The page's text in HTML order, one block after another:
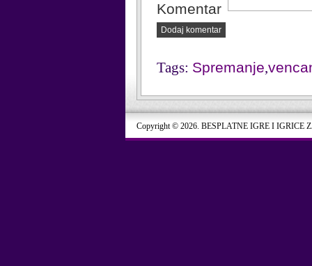
Komentar
Dodaj komentar
Tags: Spremanje,
Copyright © 2026. BESPLATNE IGRE I IGRICE